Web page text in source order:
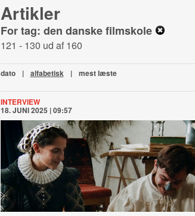
Artikler
For tag: den danske filmskole
121 - 130 ud af 160
dato | alfabetisk | mest læste
INTERVIEW
18. JUNI 2025 | 09:57